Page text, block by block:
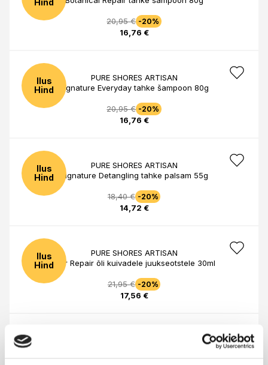
20,95 € -20%
16,76 €
Ilus
Hind
PURE SHORES ARTISAN
Signature Everyday tahke šampoon 80g
20,95 € -20%
16,76 €
Ilus
Hind
PURE SHORES ARTISAN
Signature Detangling tahke palsam 55g
18,40 € -20%
14,72 €
Ilus
Hind
PURE SHORES ARTISAN
Hair Repair õli kuivadele juukseotstele 30ml
21,95 € -20%
17,56 €
Hair Juice Spray UV ja kuumakaitsega 100ml